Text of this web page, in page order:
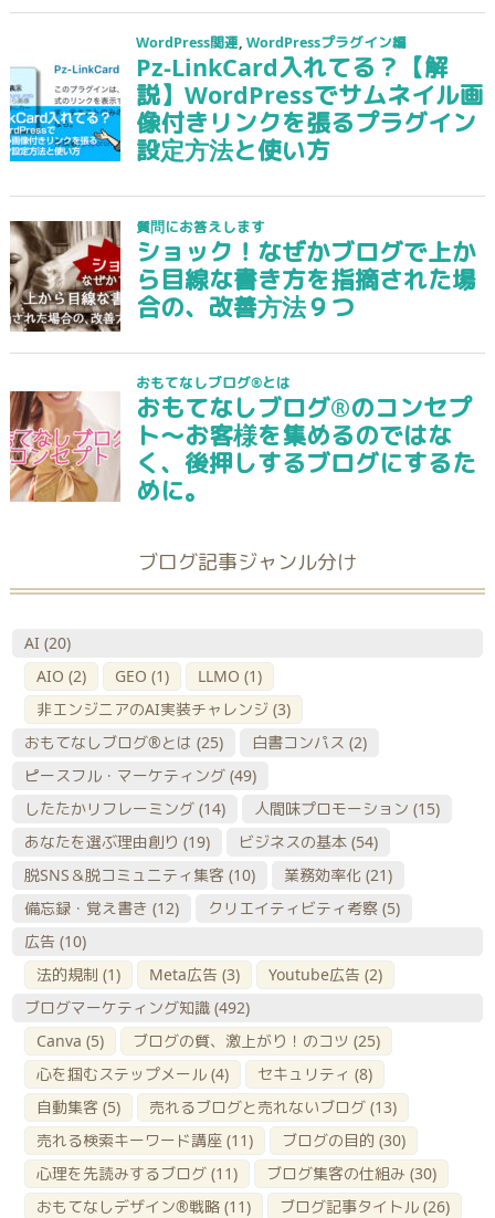
ブログ記事ジャンル分け
AI (20)
AIO (2) GEO (1) LLMO (1)
非エンジニアのAI実装チャレンジ (3)
おもてなしブログ®とは (25) 白書コンパス (2)
ピースフル・マーケティング (49)
したたかリフレーミング (14) 人間味プロモーション (15)
あなたを選ぶ理由創り (19) ビジネスの基本 (54)
脱SNS＆脱コミュニティ集客 (10) 業務効率化 (21)
備忘録・覚え書き (12) クリエイティビティ考察 (5)
広告 (10)
法的規制 (1) Meta広告 (3) Youtube広告 (2)
ブログマーケティング知識 (492)
Canva (5) ブログの質、激上がり！のコツ (25)
心を掴むステップメール (4) セキュリティ (8)
自動集客 (5) 売れるブログと売れないブログ (13)
売れる検索キーワード講座 (11) ブログの目的 (30)
心理を先読みするブログ (11) ブログ集客の仕組み (30)
おもてなしデザイン®戦略 (11) ブログ記事タイトル (26)